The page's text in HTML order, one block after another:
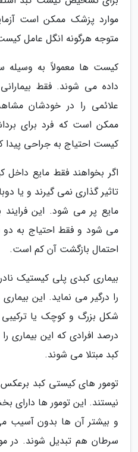
موارد پزشک ممکن است
متوجه هرگونه انگل عامل
کیست ها معمولاً به
داده می شوند. فقط
علائمی را در خودشان
ممکن است که فرد برای
کیست احتیاج به جراحی پیدا
اگر بخواهند فقط مایع داخل
تاثیر گذاری نمی گیرند و یا
مایع پر می شود. این فرایند
می شود و فقط احتیاج به
احتمال بازگشت آن کم است.
را درگیر می نماید. این
درصد افرادی که این بیماری
کبد مبتلا می شوند.
تومور های کیستی کبد
نیستند. این تومور ها
و بیشتر آن ها بدون آسیب
سرطان هم تبدیل شوند. در